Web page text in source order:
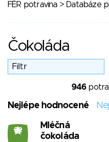
FÉR potravina > Databáze
Čokoláda
946
Nejlépe hodnocené
22
Mléčná
čokoláda